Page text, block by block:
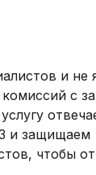
и не
с
и защищаем
чтобы